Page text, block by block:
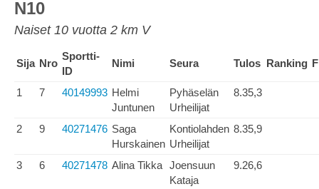
N10
Naiset 10 vuotta 2 km V
Sija Nro
Sportti-
ID
Nimi Seura Tulos Ranking
1 7 40149993 Helmi
Juntunen
Pyhäselän
Urheilijat
8.35,3
2 9 40271476 Saga
Hurskainen
Kontiolahden
Urheilijat
8.35,9
3 6 40271478 Alina Tikka Joensuun
Kataja
9.26,6